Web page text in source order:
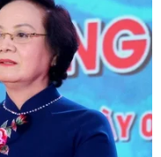
Cable." (Nguồn: Tổng
cung cấp)
Tổng
phố Perth phối
Broome, bang